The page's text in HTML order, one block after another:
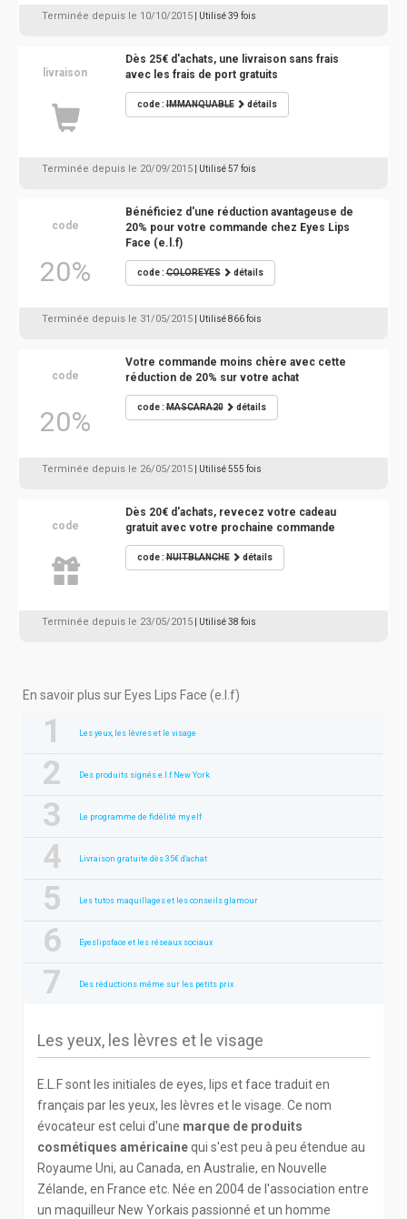
Terminée depuis le 10/10/2015 | Utilisé 39 fois
livraison
Dès 25€ d'achats, une livraison sans frais
avec les frais de port gratuits
code :IMMANQUABLE détails
Terminée depuis le 20/09/2015 | Utilisé 57 fois
code
20%
Bénéficiez d'une réduction avantageuse de
20% pour votre commande chez Eyes Lips
Face (e.l.f)
code :COLOREYES détails
Terminée depuis le 31/05/2015 | Utilisé 866 fois
code
20%
Votre commande moins chère avec cette
réduction de 20% sur votre achat
code :MASCARA20 détails
Terminée depuis le 26/05/2015 | Utilisé 555 fois
code
Dès 20€ d'achats, revecez votre cadeau
gratuit avec votre prochaine commande
code :NUITBLANCHE détails
Terminée depuis le 23/05/2015 | Utilisé 38 fois
En savoir plus sur Eyes Lips Face (e.l.f)
Les yeux, les lèvres et le visage
Des produits signés e.l.f New York
Le programme de fidélité my elf
Livraison gratuite dès 35€ d'achat
Les tutos maquillages et les conseils glamour
Eyeslipsface et les réseaux sociaux
Des réductions même sur les petits prix
Les yeux, les lèvres et le visage
E.L.F sont les initiales de eyes, lips et face traduit en
français par les yeux, les lèvres et le visage. Ce nom
évocateur est celui d'une marque de produits
cosmétiques américainequi s'est peu à peu étendue au
Royaume Uni, au Canada, en Australie, en Nouvelle
Zélande, en France etc. Née en 2004 de l'association entre
un maquilleur New Yorkais passionné et un homme